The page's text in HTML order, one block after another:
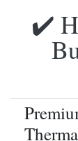
✔️